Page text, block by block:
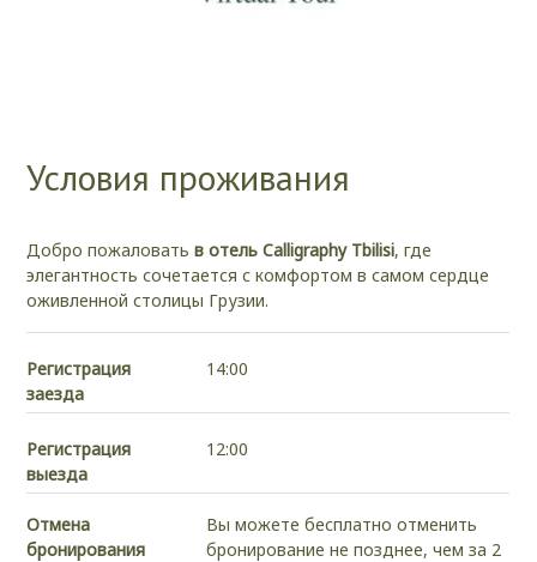
Условия проживания
Добро пожаловать в отель Calligraphy Tbilisi, где
элегантность сочетается с комфортом в самом сердце
оживленной столицы Грузии.
Регистрация
заезда
14:00
Регистрация
выезда
12:00
Отмена
бронирования
Вы можете бесплатно отменить
бронирование не позднее, чем за 2